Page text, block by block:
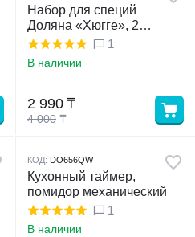
Набор для специй
Доляна «Хюгге», 2
предмета: солонка,
перечница, 130 мл
1
В наличии
4 000 ₸
2 990 ₸
КОД: DO656QW
Кухонный таймер,
помидор механический
1
В наличии